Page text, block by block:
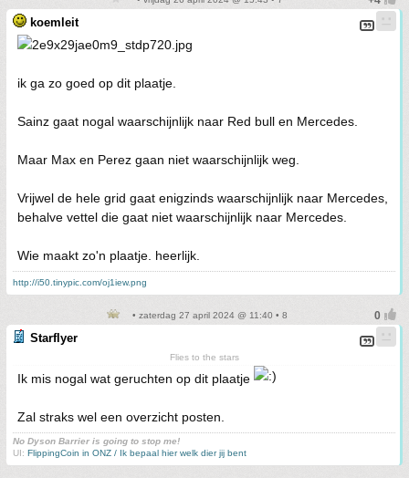
koemleit
ik ga zo goed op dit plaatje.
Sainz gaat nogal waarschijnlijk naar Red bull en Mercedes.
Maar Max en Perez gaan niet waarschijnlijk weg.
Vrijwel de hele grid gaat enigzinds waarschijnlijk naar Mercedes,
behalve vettel die gaat niet waarschijnlijk naar Mercedes.
Wie maakt zo'n plaatje. heerlijk.
http://i50.tinypic.com/oj1iew.png
• zaterdag 27 april 2024 @ 11:40 • 8
Starflyer
Flies to the stars
Ik mis nogal wat geruchten op dit plaatje
Zal straks wel een overzicht posten.
No Dyson Barrier is going to stop me!
UI: FlippingCoin in ONZ / Ik bepaal hier welk dier jij bent